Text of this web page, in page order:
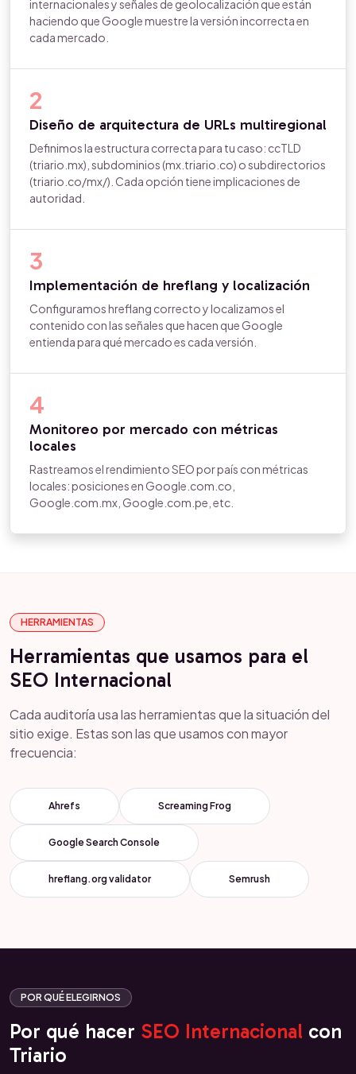
internacionales y señales de geolocalización que están
haciendo que Google muestre la versión incorrecta en
cada mercado.
2
Diseño de arquitectura de URLs multiregional
Definimos la estructura correcta para tu caso: ccTLD
(triario.mx), subdominios (mx.triario.co) o subdirectorios
(triario.co/mx/). Cada opción tiene implicaciones de
autoridad.
3
Implementación de hreflang y localización
Configuramos hreflang correcto y localizamos el
contenido con las señales que hacen que Google
entienda para qué mercado es cada versión.
4
Monitoreo por mercado con métricas
locales
Rastreamos el rendimiento SEO por país con métricas
locales: posiciones en Google.com.co,
Google.com.mx, Google.com.pe, etc.
HERRAMIENTAS
Herramientas que usamos para el
SEO Internacional
Cada auditoría usa las herramientas que la situación del
sitio exige. Estas son las que usamos con mayor
frecuencia:
Ahrefs Screaming Frog
Google Search Console
hreflang.org validator Semrush
POR QUÉ ELEGIRNOS
Por qué hacer SEO Internacional con
Triario